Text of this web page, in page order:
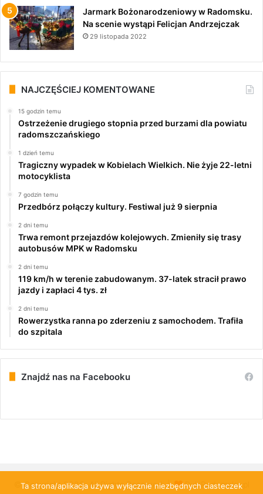
Jarmark Bożonarodzeniowy w Radomsku.
Na scenie wystąpi Felicjan Andrzejczak
29 listopada 2022
NAJCZĘŚCIEJ KOMENTOWANE
15 godzin temu
Ostrzeżenie drugiego stopnia przed burzami dla powiatu
radomszczańskiego
1 dzień temu
Tragiczny wypadek w Kobielach Wielkich. Nie żyje 22-letni
motocyklista
7 godzin temu
Przedbórz połączy kultury. Festiwal już 9 sierpnia
2 dni temu
Trwa remont przejazdów kolejowych. Zmieniły się trasy
autobusów MPK w Radomsku
2 dni temu
119 km/h w terenie zabudowanym. 37-latek stracił prawo
jazdy i zapłaci 4 tys. zł
2 dni temu
Rowerzystka ranna po zderzeniu z samochodem. Trafiła
do szpitala
Znajdź nas na Facebooku
© Copyright 2026, All Rights Reserved | PulsRadomska.pl
Ta strona/aplikacja używa wyłącznie niezbędnych ciasteczek